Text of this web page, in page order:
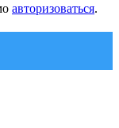
авторизоваться.